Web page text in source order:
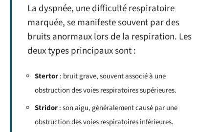
La dyspnée, une difficulté respiratoire
marquée, se manifeste souvent par des
bruits anormaux lors de la respiration. Les
deux types principaux sont :
Stertor: bruit grave, souvent associé à une
obstruction des voies respiratoires supérieures.
Stridor: son aigu, généralement causé par une
obstruction des voies respiratoires inférieures.